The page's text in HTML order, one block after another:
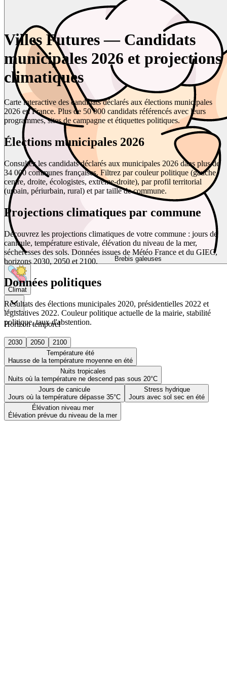
Brebis galeuses
Climat
Horizon temporel
2030 2050
2100
Température été
Hausse de la température moyenne en été
Nuits tropicales
Nuits où la température ne descend pas sous 20°C
Jours de canicule
Jours où la température dépasse 35°C
Stress hydrique
Jours avec sol sec en été
Élévation niveau mer
Élévation prévue du niveau de la mer
Villes Futures — Candidats
municipales 2026 et projections
climatiques
Carte interactive des candidats déclarés aux élections municipales
2026 en France. Plus de 50 000 candidats référencés avec leurs
programmes, sites de campagne et étiquettes politiques.
Élections municipales 2026
Consultez les candidats déclarés aux municipales 2026 dans plus de
34 000 communes françaises. Filtrez par couleur politique (gauche,
centre, droite, écologistes, extrême-droite), par profil territorial
(urbain, périurbain, rural) et par taille de commune.
Projections climatiques par commune
Découvrez les projections climatiques de votre commune : jours de
canicule, température estivale, élévation du niveau de la mer,
sécheresses des sols. Données issues de Météo France et du GIEC,
horizons 2030, 2050 et 2100.
Données politiques
Résultats des élections municipales 2020, présidentielles 2022 et
législatives 2022. Couleur politique actuelle de la mairie, stabilité
politique, taux d'abstention.